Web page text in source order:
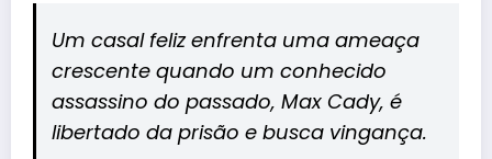
Um casal feliz enfrenta uma ameaça
crescente quando um conhecido
assassino do passado, Max Cady, é
libertado da prisão e busca vingança.